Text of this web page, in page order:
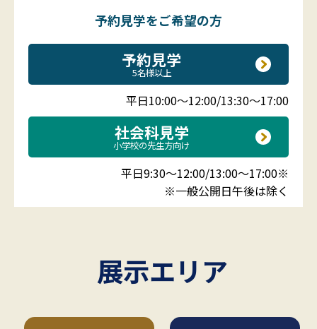
予約見学をご希望の方
予約見学
5名様以上
平日10:00～12:00/13:30～17:00
社会科見学
小学校の先生方向け
平日9:30～12:00/13:00～17:00※
※一般公開日午後は除く
展示エリア